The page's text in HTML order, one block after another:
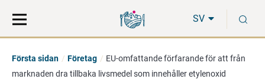
direkt
till
på
hela
SV
Första sidan Företag
EU-omfattande förfarande för att från
marknaden dra tillbaka livsmedel som innehåller etylenoxid